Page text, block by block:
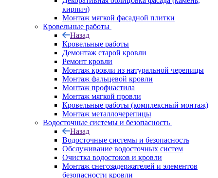
кирпич)
Монтаж мягкой фасадной плитки
Кровельные работы
Назад
Кровельные работы
Демонтаж старой кровли
Ремонт кровли
Монтаж кровли из натуральной черепицы
Монтаж фальцевой кровли
Монтаж профнастила
Монтаж мягкой провли
Кровельные работы (комплексный монтаж)
Монтаж металлочерепицы
Водосточные системы и безопасность
Назад
Водосточные системы и безопасность
Обслуживание водосточных систем
Очистка водостоков и кровли
Монтаж снегозадержателей и элементов
безопасности кровли